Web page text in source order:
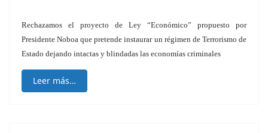
Rechazamos el proyecto de Ley “Económico” propuesto por
Presidente Noboa que pretende instaurar un régimen de Terrorismo de
Estado dejando intactas y blindadas las economías criminales
Leer más…